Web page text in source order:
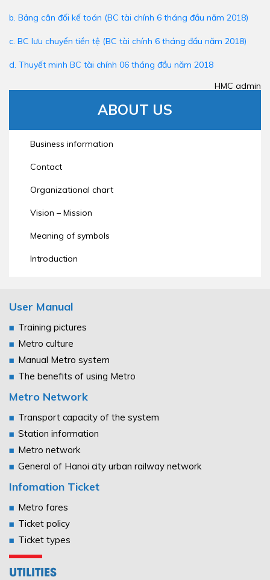
b. Bảng cân đối kế toán (BC tài chính 6 tháng đầu năm 2018)
c. BC lưu chuyển tiền tệ (BC tài chính 6 tháng đầu năm 2018)
d. Thuyết minh BC tài chính 06 tháng đầu năm 2018
HMC admin
ABOUT US
Business information
Contact
Organizational chart
Vision – Mission
Meaning of symbols
Introduction
User Manual
Training pictures
Metro culture
Manual Metro system
The benefits of using Metro
Metro Network
Transport capacity of the system
Station information
Metro network
General of Hanoi city urban railway network
Infomation Ticket
Metro fares
Ticket policy
Ticket types
UTILITIES